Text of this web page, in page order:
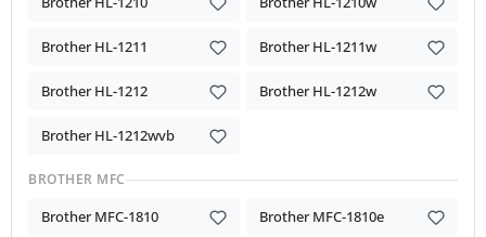
Brother HL-1211 Brother HL-1211w
Brother HL-1212 Brother HL-1212w
Brother HL-1212wvb
BROTHER MFC
Brother MFC-1810 Brother MFC-1810e